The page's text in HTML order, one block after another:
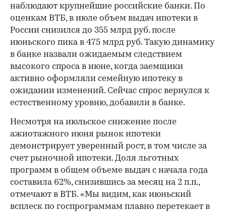
наблюдают крупнейшие российские банки. По
оценкам ВТБ, в июле объем выдач ипотеки в
России снизился до 355 млрд руб. после
июньского пика в 475 млрд руб. Такую динамику
в банке назвали ожидаемым следствием
высокого спроса в июне, когда заемщики
активно оформляли семейную ипотеку в
ожидании изменений. Сейчас спрос вернулся к
естественному уровню, добавили в банке.
Несмотря на июльское снижение после
ажиотажного июня рынок ипотеки
демонстрирует уверенный рост, в том числе за
счет рыночной ипотеки. Доля льготных
программ в общем объеме выдач с начала года
составила 62%, снизившись за месяц на 2 п.п.,
отмечают в ВТБ. «Мы видим, как июньский
всплеск по госпрограммам плавно перетекает в